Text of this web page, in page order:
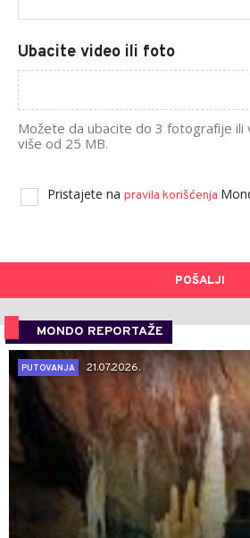
Ubacite video ili foto
Možete da ubacite do 3 fotografije ili
više od 25 MB.
Pristajete na pravila korišćenja
POŠALJI
MONDO REPORTAŽE
PUTOVANJA
21.07.2026.